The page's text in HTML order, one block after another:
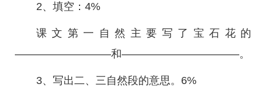
2、填空：4%
课文第一自然主要写了宝石花的
—————————和———————————。
3、写出二、三自然段的意思。6%